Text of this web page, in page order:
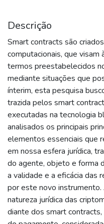
Descrição
Smart contracts são
computacionais, que visam
termos preestabelecidos
mediante situações que
ínterim, esta pesquisa
trazida pelos smart
executadas na tecnologia
analisados os principais
elementos essenciais que
em nossa esfera jurídica,
do agente, objeto e forma
a validade e a eficácia das
por este novo instrumento.
natureza jurídica das
diante dos smart